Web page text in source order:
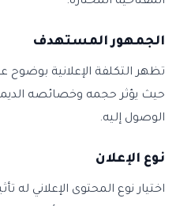
الجمهور المستهدف
تظهر التكلفة الإعلانية
حيث يؤثر حجمه وخصائصه
الوصول إليه.
نوع الإعلان
اختيار نوع المحتوى الإعلاني له